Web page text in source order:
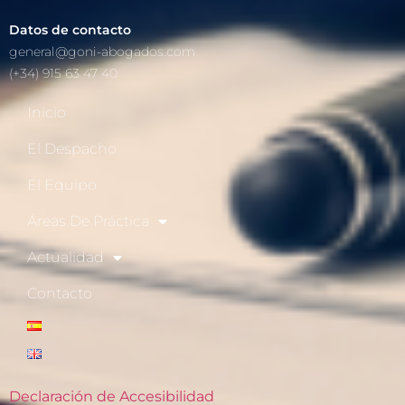
Datos de contacto
general@goni-abogados.com
(+34) 915 63 47 40
Inicio
El Despacho
El Equipo
Áreas De Práctica
Actualidad
Contacto
Declaración de Accesibilidad